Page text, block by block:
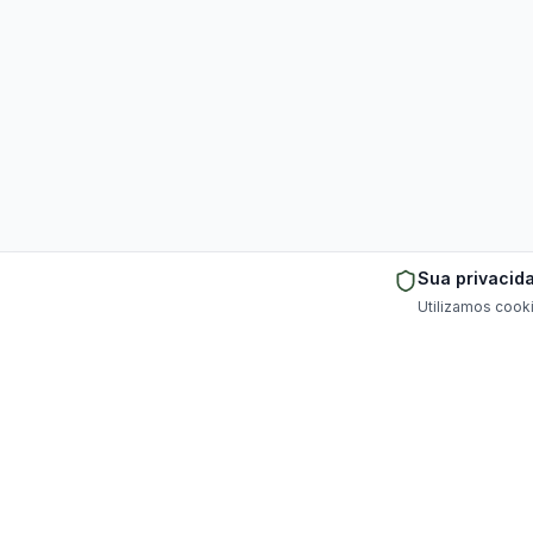
Sua
Utilizamos